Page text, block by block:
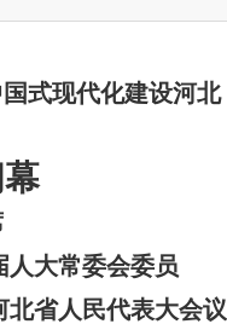
式现代化建设河北
人大常委会委员
省人民代表大会议